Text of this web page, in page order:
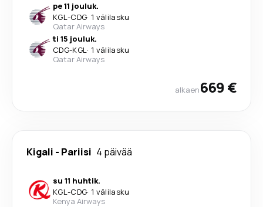
pe 11 jouluk.
KGL-CDG· 1 välilasku
Qatar Airways
ti 15 jouluk.
CDG-KGL· 1 välilasku
Qatar Airways
alkaen669 €
Kigali - Pariisi 4 päivää
su 11 huhtik.
KGL-CDG· 1 välilasku
Kenya Airways